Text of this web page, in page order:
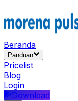
Beranda
Panduan
Pricelist
Blog
Login
Download